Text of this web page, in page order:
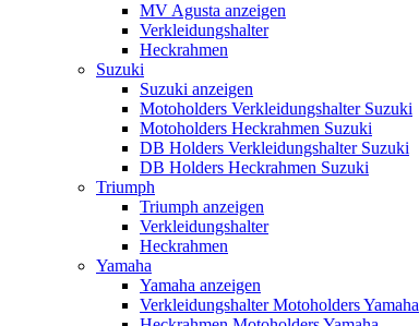
MV Agusta anzeigen
Verkleidungshalter
Heckrahmen
Suzuki
Suzuki anzeigen
Motoholders Verkleidungshalter Suzuki
Motoholders Heckrahmen Suzuki
DB Holders Verkleidungshalter Suzuki
DB Holders Heckrahmen Suzuki
Triumph
Triumph anzeigen
Verkleidungshalter
Heckrahmen
Yamaha
Yamaha anzeigen
Verkleidungshalter Motoholders Yamaha